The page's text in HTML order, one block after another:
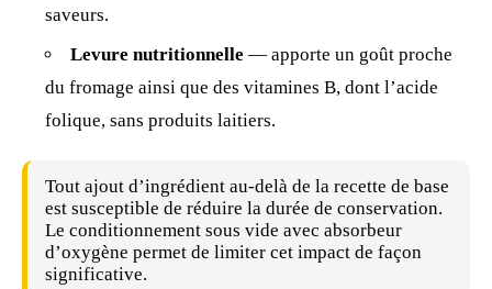
saveurs.
Levure nutritionnelle — apporte un goût proche
du fromage ainsi que des vitamines B, dont l’acide
folique, sans produits laitiers.
Tout ajout d’ingrédient au-delà de la recette de base
est susceptible de réduire la durée de conservation.
Le conditionnement sous vide avec absorbeur
d’oxygène permet de limiter cet impact de façon
significative.